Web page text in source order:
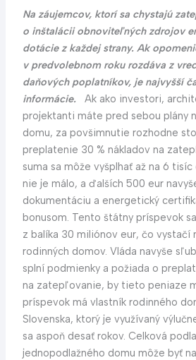
Na záujemcov, ktorí sa chystajú
o inštalácii obnoviteľných zdrojov
dotácie z každej strany. Ak
v predvolebnom roku rozdáva z
daňových poplatníkov, je najvyšší
informácie. Ak ako investori,
projektanti máte pred sebou plány
domu, za povšimnutie rozhodne
preplatenie 30 % nákladov na
suma sa môže vyšplhať až na 6
nie je málo, a ďalších 500 eur
dokumentáciu a energetický
bonusom. Tento štátny príspevok
z balíka 30 miliónov eur, čo vystačí
rodinných domov. Vláda navyše
splní podmienky a požiada o
na zatepľovanie, by tieto peniaze
príspevok má vlastník rodinného
Slovenska, ktorý je využívaný
sa aspoň desať rokov. Celková
jednopodlažného domu môže byť